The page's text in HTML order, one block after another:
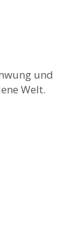
und
Welt.